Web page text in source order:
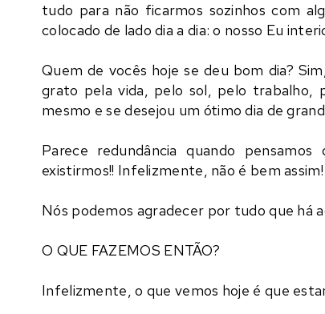
tudo para não ficarmos sozinhos com
colocado de lado dia a dia: o nosso Eu
Quem de vocês hoje se deu bom dia?
grato pela vida, pelo sol, pelo trabalho,
mesmo e se desejou um ótimo dia de
Parece redundância quando
existirmos!! Infelizmente, não é bem assim!
Nós podemos agradecer por tudo que há
O QUE FAZEMOS ENTÃO?
Infelizmente, o que vemos hoje é que